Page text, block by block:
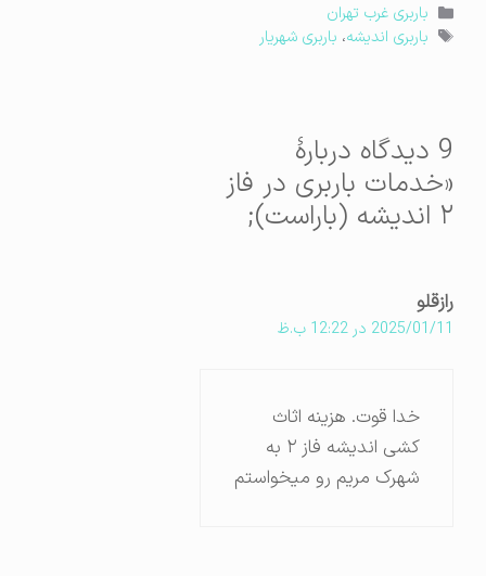
دسته‌ها
باربری غرب تهران
برچسب‌ها
باربری اندیشه،باربری شهریار
9 دیدگاه دربارهٔ
«خدمات باربری در فاز
رازقلو
2025/01/11 در 12:22 ب.ظ
خدا قوت. هزینه اثاث
کشی اندیشه فاز ۲ به
شهرک مریم رو میخواستم